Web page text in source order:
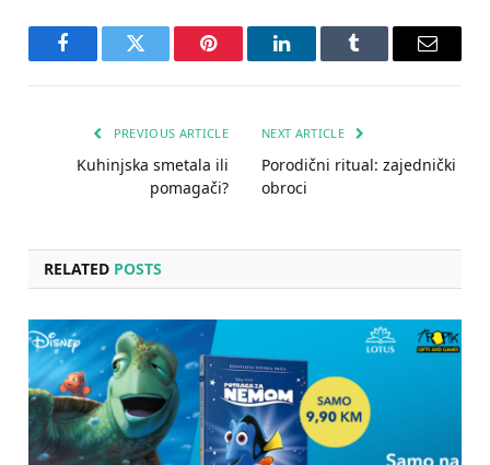
FacebookTwitter Pinterest LinkedInTumblr Email
PREVIOUS ARTICLE
Kuhinjska smetala ili
pomagači?
NEXT ARTICLE
Porodični ritual: zajednički
obroci
RELATED POSTS